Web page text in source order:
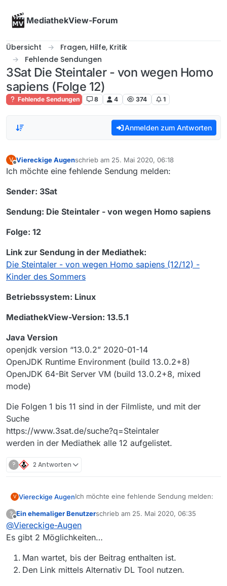
MediathekView-Forum
Übersicht
Fragen, Hilfe, Kritik
Fehlende Sendungen
3Sat Die Steintaler - von wegen Homo
sapiens (Folge 12)
Fehlende Sendungen 8 4 374 1
Anmelden zum Antworten
V
Offline
Viereckige Augenschrieb am 25. Mai 2020, 06:18
zuletzt editiert von
Ich möchte eine fehlende Sendung melden:
Sender: 3Sat
Sendung: Die Steintaler - von wegen Homo sapiens
Folge: 12
Link zur Sendung in der Mediathek:
Die Steintaler - von wegen Homo sapiens (12/12) -
Kinder des Sommers
Betriebssystem: Linux
MediathekView-Version: 13.5.1
Java Version
openjdk version “13.0.2” 2020-01-14
OpenJDK Runtime Environment (build 13.0.2+8)
OpenJDK 64-Bit Server VM (build 13.0.2+8, mixed
mode)
Die Folgen 1 bis 11 sind in der Filmliste, und mit der
Suche
https://www.3sat.de/suche?q=Steintaler
werden in der Mediathek alle 12 aufgelistet.
? 2 Antworten
V Viereckige AugenIch möchte eine fehlende Sendung melden:
Sender: 3Sat
Sendung: Die Steintaler - von wegen Homo
Folge: 12
Link zur Sendung in der Mediathek:
?
Offline
Ein ehemaliger Benutzerschrieb am 25. Mai 2020, 06:35
zuletzt editiert von
@Viereckige-Augen
Es gibt 2 Möglichkeiten…
Man wartet, bis der Beitrag enthalten ist.
Den Link mittels Alternativ DL Tool nutzen.